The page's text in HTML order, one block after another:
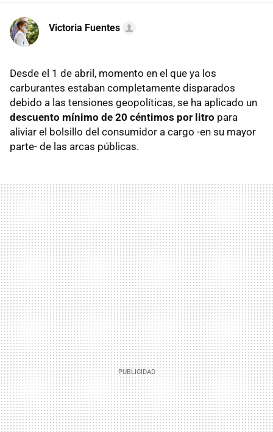
Victoria Fuentes
Desde el 1 de abril, momento en el que ya los
carburantes estaban completamente disparados
debido a las tensiones geopolíticas, se ha aplicado un
descuento mínimo de 20 céntimos por litro para
aliviar el bolsillo del consumidor a cargo -en su mayor
parte- de las arcas públicas.